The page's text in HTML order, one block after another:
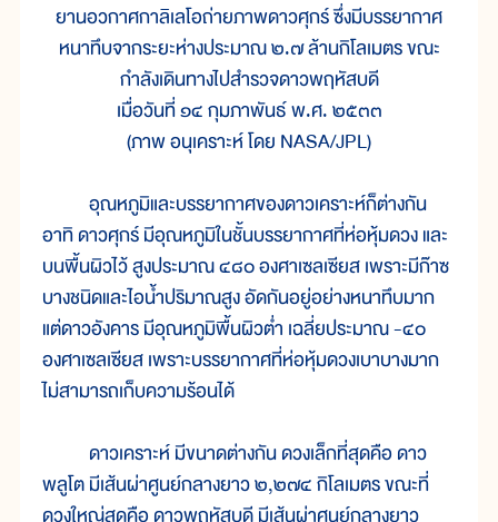
ยานอวกาศกาลิเลโอถ่ายภาพดาวศุกร์ ซึ่งมีบรรยากาศ
หนาทึบจากระยะห่างประมาณ ๒.๗ ล้านกิโลเมตร ขณะ
กำลังเดินทางไปสำรวจดาวพฤหัสบดี
เมื่อวันที่ ๑๔ กุมภาพันธ์ พ.ศ. ๒๕๓๓
(ภาพ อนุเคราะห์ โดย NASA/JPL)
อุณหภูมิและบรรยากาศของดาวเคราะห์ก็ต่างกัน
อาทิ ดาวศุกร์ มีอุณหภูมิในชั้นบรรยากาศที่ห่อหุ้มดวง และ
บนพื้นผิวไว้ สูงประมาณ ๔๘๐ องศาเซลเซียส เพราะมีก๊าซ
บางชนิดและไอน้ำปริมาณสูง อัดกันอยู่อย่างหนาทึบมาก
แต่ดาวอังคาร มีอุณหภูมิพื้นผิวต่ำ เฉลี่ยประมาณ -๔๐
องศาเซลเซียส เพราะบรรยากาศที่ห่อหุ้มดวงเบาบางมาก
ไม่สามารถเก็บความร้อนได้
ดาวเคราะห์ มีขนาดต่างกัน ดวงเล็กที่สุดคือ ดาว
พลูโต มีเส้นผ่าศูนย์กลางยาว ๒,๒๗๔ กิโลเมตร ขณะที่